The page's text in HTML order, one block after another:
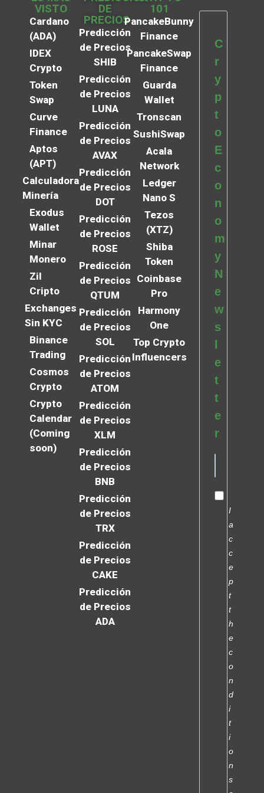
VISTO
Cardano
(ADA)
IDEX
Crypto
Token
Swap
Curve
Finance
Aptos
(APT)
Calculadora
Minería
Exodus
Wallet
Minar
Monero
Zil
Cripto
Exchanges
Sin KYC
Binance
Trading
Cosmos
Crypto
Crypto
Calendar
(Coming
soon)
DE
PRECIOS
Predicción
de Precios
SHIB
Predicción
de Precios
LUNA
Predicción
de Precios
AVAX
Predicción
de Precios
DOT
Predicción
de Precios
ROSE
Predicción
de Precios
QTUM
Predicción
de Precios
SOL
Predicción
de Precios
ATOM
Predicción
de Precios
XLM
Predicción
de Precios
BNB
Predicción
de Precios
TRX
Predicción
de Precios
CAKE
Predicción
de Precios
ADA
101
PancakeBunny
Finance
PancakeSwap
Finance
Guarda
Wallet
Tronscan
SushiSwap
Acala
Network
Ledger
Nano S
Tezos
(XTZ)
Shiba
Token
Coinbase
Pro
Harmony
One
Top Crypto
Influencers
C
r
y
p
t
o
E
c
o
n
o
m
y
N
e
w
s
e
t
t
e
r
I
a
c
c
e
p
t
t
h
e
c
o
n
d
i
t
i
o
n
s